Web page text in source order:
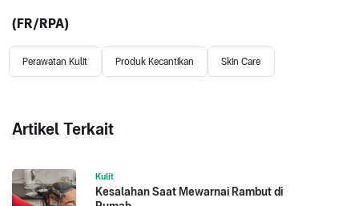
(FR/RPA)
Perawatan Kulit Produk Kecantikan Skin Care
Artikel Terkait
Kulit
Kesalahan Saat Mewarnai Rambut di